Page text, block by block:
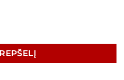
spalva rusva